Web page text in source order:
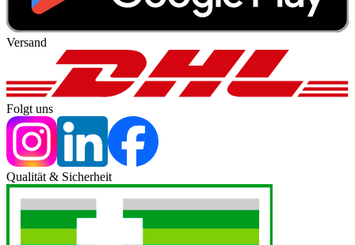
Versand
Folgt uns
Qualität & Sicherheit